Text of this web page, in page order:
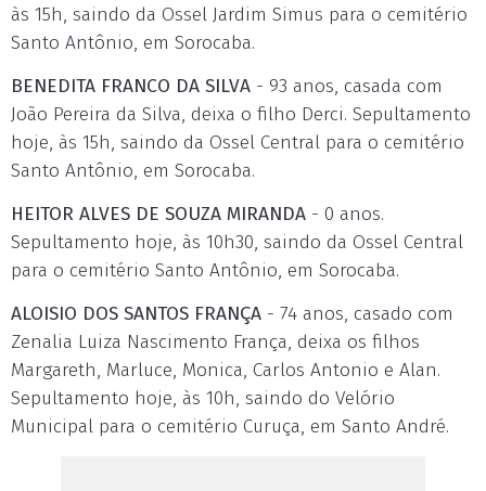
às 15h, saindo da Ossel Jardim Simus para o cemitério
Santo Antônio, em Sorocaba.
BENEDITA FRANCO DA SILVA - 93 anos, casada com
João Pereira da Silva, deixa o filho Derci. Sepultamento
hoje, às 15h, saindo da Ossel Central para o cemitério
Santo Antônio, em Sorocaba.
HEITOR ALVES DE SOUZA MIRANDA - 0 anos.
Sepultamento hoje, às 10h30, saindo da Ossel Central
para o cemitério Santo Antônio, em Sorocaba.
ALOISIO DOS SANTOS FRANÇA - 74 anos, casado com
Zenalia Luiza Nascimento França, deixa os filhos
Margareth, Marluce, Monica, Carlos Antonio e Alan.
Sepultamento hoje, às 10h, saindo do Velório
Municipal para o cemitério Curuça, em Santo André.